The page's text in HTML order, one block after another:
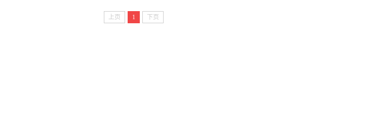
上页 1 下页